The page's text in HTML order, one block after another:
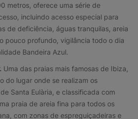
metros, oferece uma série de
incluindo acesso especial para
de deficiência, águas tranquilas, areia
pouco profundo, vigilância todo o dia
Bandeira Azul.
Uma das praias mais famosas de Ibiza,
do lugar onde se realizam os
Santa Eulària, e classificada com
praia de areia fina para todos os
com zonas de espreguiçadeiras e